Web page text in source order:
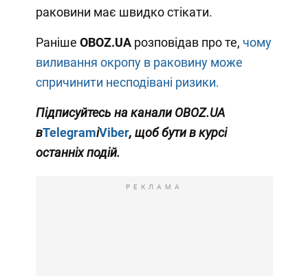
раковини має швидко стікати.
Раніше OBOZ.UA розповідав про те, чому
виливання окропу в раковину може
спричинити несподівані ризики.
Підписуйтесь на каналиOBOZ.UA
вTelegramіViber, щоб бути в курсі
останніх подій.
РЕКЛАМА